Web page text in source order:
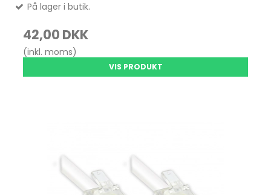
På lager i butik.
42,00 DKK
(inkl. moms)
VIS PRODUKT